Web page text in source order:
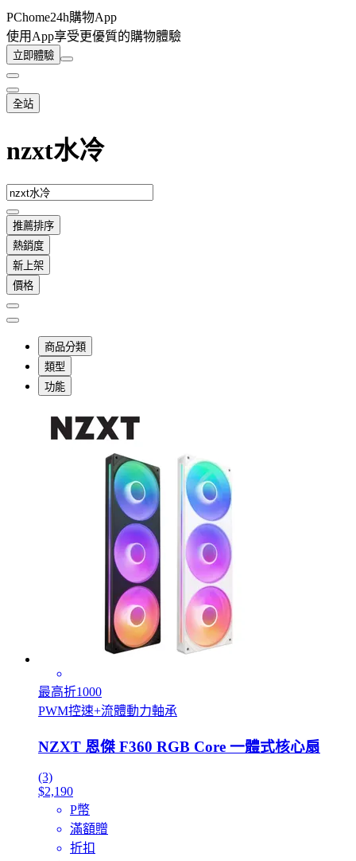
PChome24h購物App
使用App享受更優質的購物體驗
立即體驗
全站
nzxt水冷
推薦排序
熱銷度
新上架
價格
商品分類
類型
功能
最高折1000
PWM控速+流體動力軸承
NZXT 恩傑 F360 RGB Core 一體式核心扇
(3)
$2,190
P幣
滿額贈
折扣